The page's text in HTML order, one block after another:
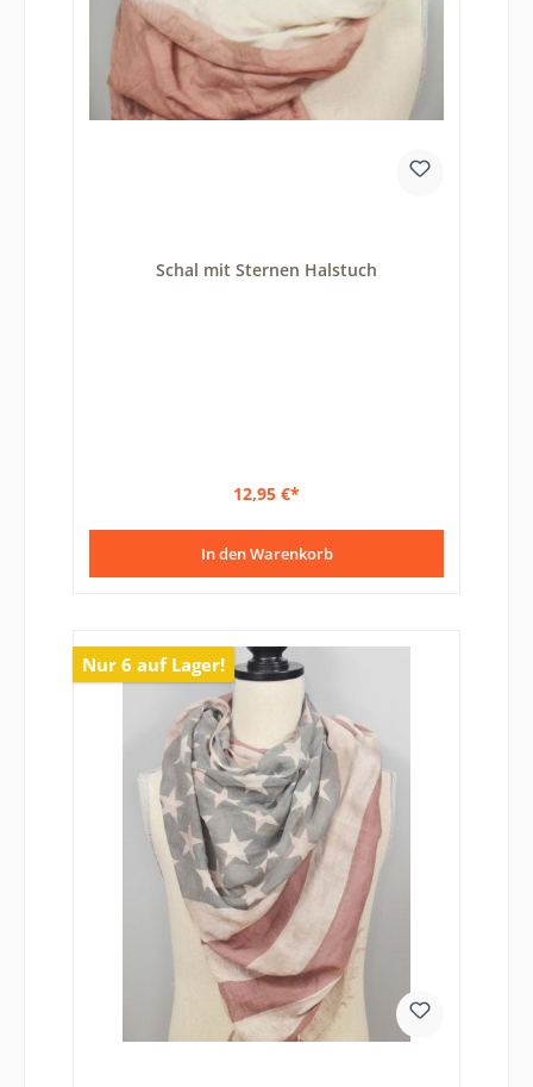
Schal mit Sternen Halstuch
12,95 €*
In den Warenkorb
Nur 6 auf Lager!